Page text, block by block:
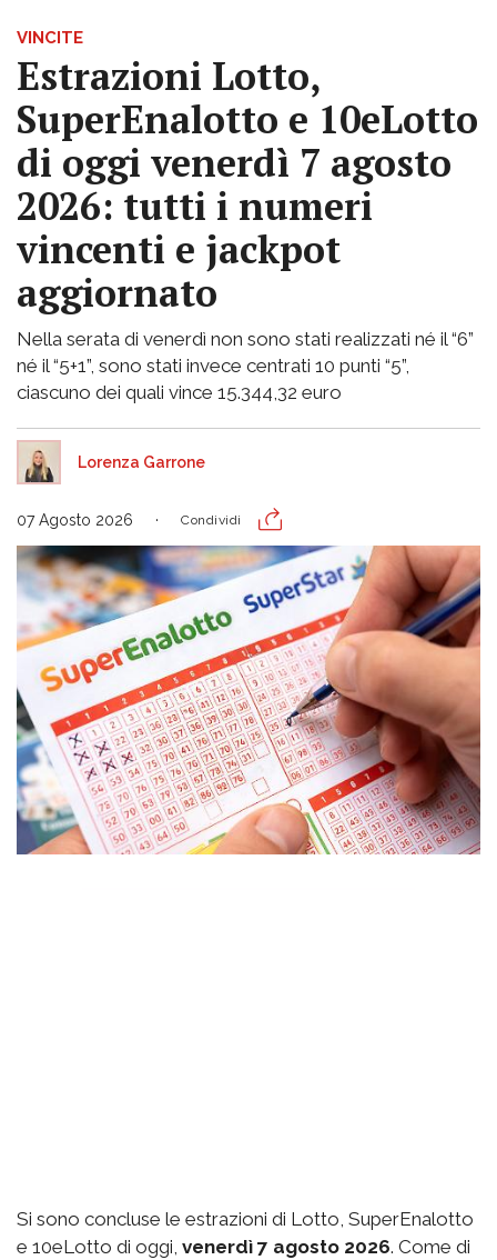
VINCITE
Estrazioni Lotto,
SuperEnalotto e 10eLotto
di oggi venerdì 7 agosto
2026: tutti i numeri
vincenti e jackpot
aggiornato
Nella serata di venerdì non sono stati realizzati né il “6”
né il “5+1”, sono stati invece centrati 10 punti “5”,
ciascuno dei quali vince 15.344,32 euro
Lorenza Garrone
07 Agosto 2026 Condividi
Si sono concluse le estrazioni di Lotto, SuperEnalotto
e 10eLotto di oggi, venerdì 7 agosto 2026. Come di